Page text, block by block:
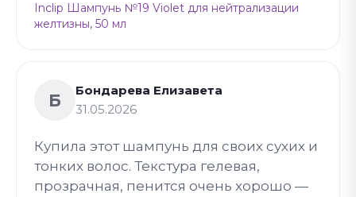
Inclip Шампунь №19 Violet для нейтрализации
желтизны, 50 мл
Б
Бондарева Елизавета
31.05.2026
Купила этот шампунь для своих сухих и
тонких волос. Текстура гелевая,
прозрачная, пенится очень хорошо —